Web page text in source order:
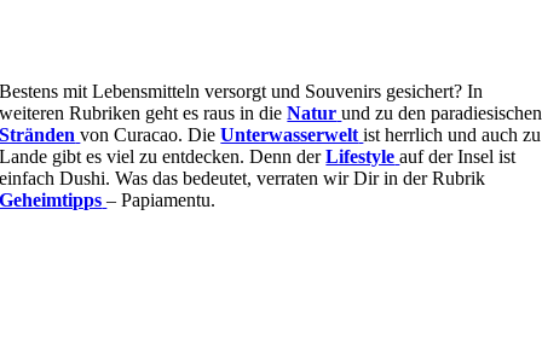
Bestens mit Lebensmitteln versorgt und Souvenirs gesichert? In
weiteren Rubriken geht es raus in dieNatur und zu den paradiesischen
Stränden von Curacao. DieUnterwasserwelt ist herrlich und auch zu
Lande gibt es viel zu entdecken. Denn derLifestyle auf der Insel ist
einfach Dushi. Was das bedeutet, verraten wir Dir in der Rubrik
Geheimtipps – Papiamentu.